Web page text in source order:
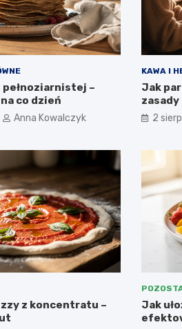
pełnoziarnistej –
co dzień
Anna Kowalczyk
KAWA I
Jak
zasady
2
z koncentratu –
Jak